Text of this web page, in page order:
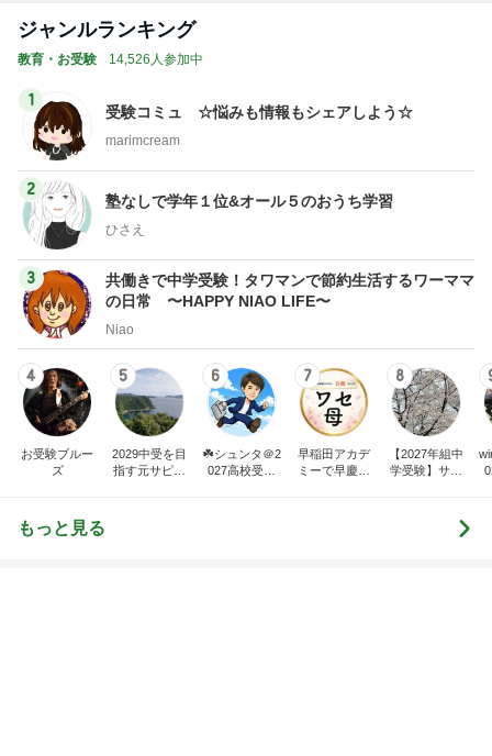
ジャンルランキング
教育・お受験 14,526人参加中
1
受験コミュ ☆悩みも情報もシェアしよう☆
marimcream
2
塾なしで学年１位&オール５のおうち学習
ひさえ
3
共働きで中学受験！タワマンで節約生活するワーママ
の日常 〜HAPPY NIAO LIFE〜
Niao
4
お受験ブルー
ズ
5
2029中受を目
指す元サピッ
6
☘️シュンタ＠2
027高校受験
7
早稲田アカデ
ミーで早慶合
8
【2027年組中
学受験】サピ
もっと見る